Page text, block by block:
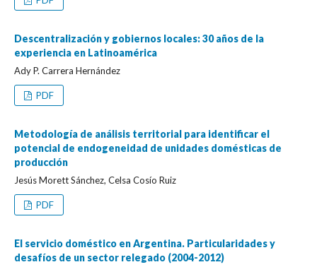
Descentralización y gobiernos locales: 30 años de la
experiencia en Latinoamérica
Ady P. Carrera Hernández
PDF
Metodología de análisis territorial para identificar el
potencial de endogeneidad de unidades domésticas de
producción
Jesús Morett Sánchez, Celsa Cosío Ruiz
PDF
El servicio doméstico en Argentina. Particularidades y
desafíos de un sector relegado (2004-2012)